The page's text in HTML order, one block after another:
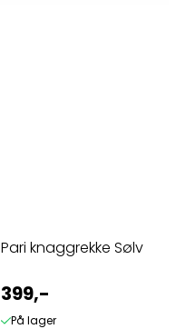
Pari knaggrekke Sølv
399,-
På lager